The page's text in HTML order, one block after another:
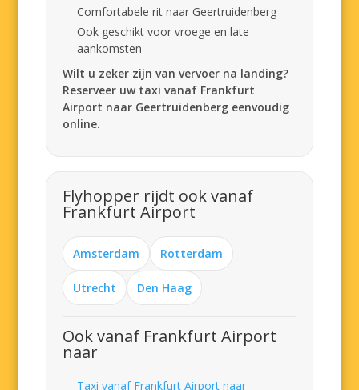
Comfortabele rit naar Geertruidenberg
Ook geschikt voor vroege en late
aankomsten
Wilt u zeker zijn van vervoer na landing?
Reserveer uw taxi vanaf Frankfurt
Airport naar Geertruidenberg eenvoudig
online.
Flyhopper rijdt ook vanaf
Frankfurt Airport
Amsterdam Rotterdam
Utrecht Den Haag
Ook vanaf Frankfurt Airport
naar
Taxi vanaf Frankfurt Airport naar